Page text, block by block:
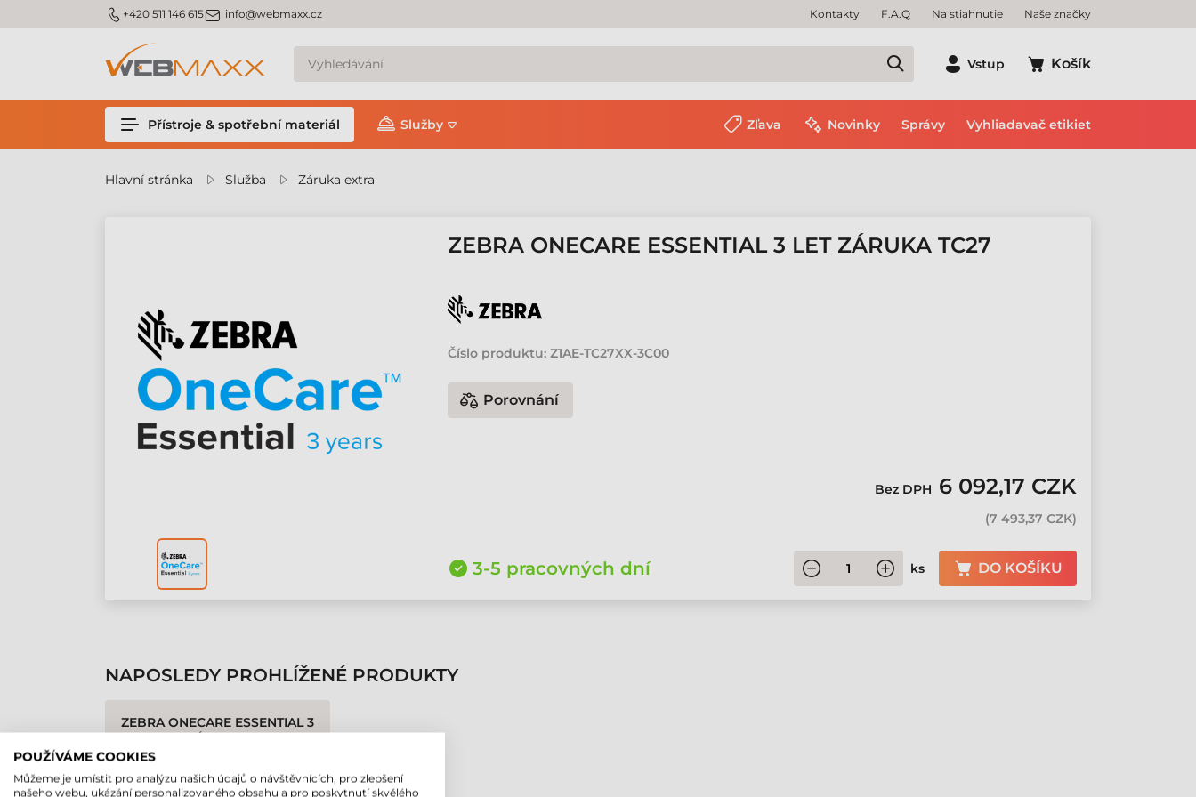
m_phone +420 511 146 615m_email info@webmaxx.cz Kontakty F.A.Q Na stiahnutie Naše značky
Vstup Košík
Přístroje & spotřební materiál Služby Zľava Novinky Správy Vyhliadavač etikiet
Hlavní stránka Služba Záruka extra
ZEBRA ONECARE ESSENTIAL 3 LET ZÁRUKA TC27
Číslo produktu: Z1AE-TC27XX-3C00
Porovnání
Bez DPH 6 092,17 CZK
(7 493,37 CZK)
3-5 pracovných dní ks DO KOŠÍKU
NAPOSLEDY PROHLÍŽENÉ PRODUKTY
ZEBRA ONECARE ESSENTIAL 3
POUŽÍVÁME COOKIES
Můžeme je umístit pro analýzu našich údajů o návštěvnících, pro zlepšení
našeho webu, ukázání personalizovaného obsahu a pro poskytnutí skvělého